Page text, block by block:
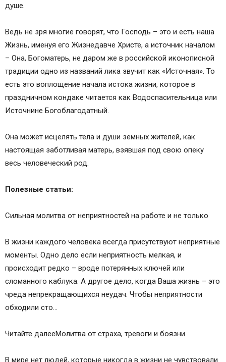
Значение иконы и в чем она помогает
Какое чудо сотворила божественная святыня
Празднование иконы Живоносный Источник
В каких храмах находится икона Богородицы
Живоносный Источник
О чем молятся иконе Живоносный Источник
Молитва Живоносному Источнику
душе.
Ведь не зря многие говорят, что Господь – это и есть наша
Жизнь, именуя его Жизнедавче Христе, а источник началом
– Она, Богоматерь, не даром же в российской иконописной
традиции одно из названий лика звучит как «Источная». То
есть это воплощение начала истока жизни, которое в
праздничном кондаке читается как Водоспасительница или
Источнине Богоблагодатный.
Она может исцелять тела и души земных жителей, как
настоящая заботливая матерь, взявшая под свою опеку
весь человеческий род.
Полезные статьи:
Сильная молитва от неприятностей на работе и не только
В жизни каждого человека всегда присутствуют неприятные
моменты. Одно дело если неприятность мелкая, и
происходит редко – вроде потерянных ключей или
сломанного каблука. А другое дело, когда Ваша жизнь – это
чреда непрекращающихся неудач. Чтобы неприятности
обходили сто…
Читайте далееМолитва от страха, тревоги и боязни
В мире нет людей, которые никогда в жизни не чувствовали